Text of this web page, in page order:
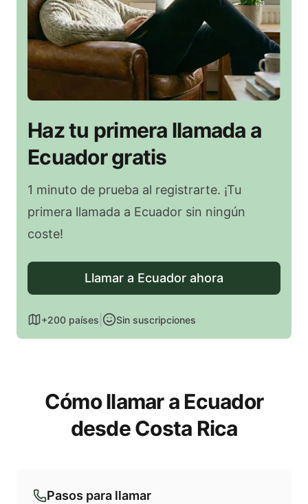
Haz tu primera llamada a
Ecuador gratis
1 minuto de prueba al registrarte. ¡Tu
primera llamada a Ecuador sin ningún
coste!
Llamar a Ecuador ahora
+200 países Sin suscripciones
Cómo llamar a Ecuador
desde Costa Rica
Pasos para llamar